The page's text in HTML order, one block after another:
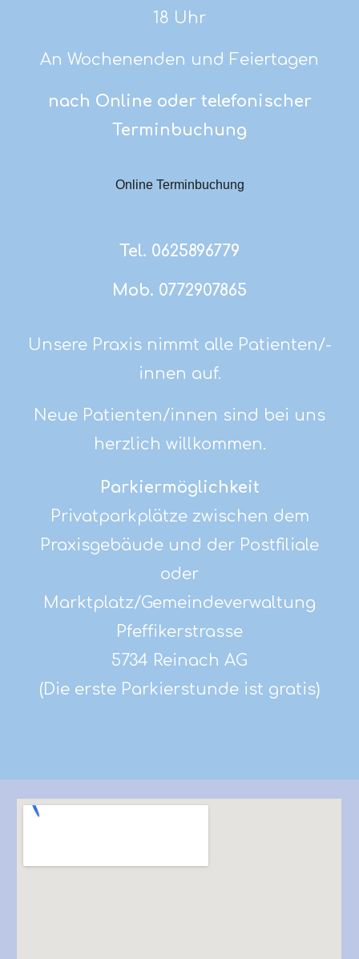
18 Uhr
An Wochenenden und Feiertagen
nach Online oder telefonischer
Terminbuchung
Online Terminbuchung
Tel. 0625896779
Mob. 0772907865
Unsere Praxis nimmt alle Patienten/-
innen auf.
Neue Patienten/innen sind bei uns
herzlich willkommen.
Parkiermöglichkeit
Privatparkplätze zwischen dem
Praxisgebäude und der Postfiliale
oder
Marktplatz/Gemeindeverwaltung
Pfeffikerstrasse
5734 Reinach AG
(Die erste Parkierstunde ist gratis)